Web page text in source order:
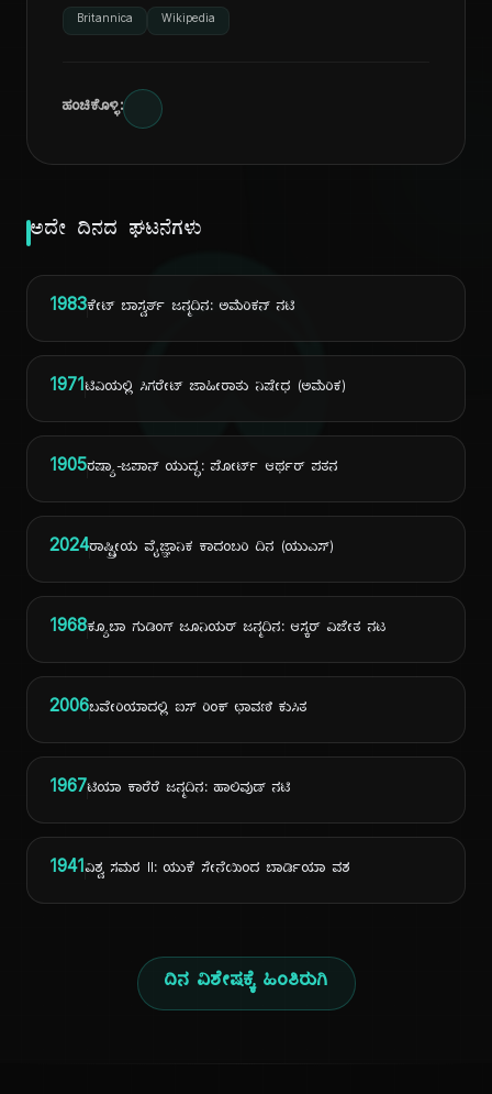
ದಿ
Britannica Wikipedia
ಹಂಚಿಕೊಳ್ಳಿ:
ಅದೇ ದಿನದ ಘಟನೆಗಳು
1983ಕೇಟ್ ಬಾಸ್ವರ್ತ್ ಜನ್ಮದಿನ: ಅಮೆರಿಕನ್ ನಟಿ
1971ಟಿವಿಯಲ್ಲಿ ಸಿಗರೇಟ್ ಜಾಹೀರಾತು ನಿಷೇಧ (ಅಮೆರಿಕ)
1905ರಷ್ಯಾ-ಜಪಾನ್ ಯುದ್ಧ: ಪೋರ್ಟ್ ಆರ್ಥರ್ ಪತನ
2024ರಾಷ್ಟ್ರೀಯ ವೈಜ್ಞಾನಿಕ ಕಾದಂಬರಿ ದಿನ (ಯುಎಸ್)
1968ಕ್ಯೂಬಾ ಗುಡಿಂಗ್ ಜೂನಿಯರ್ ಜನ್ಮದಿನ: ಆಸ್ಕರ್ ವಿಜೇತ ನಟ
2006ಬವೇರಿಯಾದಲ್ಲಿ ಐಸ್ ರಿಂಕ್ ಛಾವಣಿ ಕುಸಿತ
1967ಟಿಯಾ ಕಾರೆರೆ ಜನ್ಮದಿನ: ಹಾಲಿವುಡ್ ನಟಿ
1941ವಿಶ್ವ ಸಮರ II: ಯುಕೆ ಸೇನೆಯಿಂದ ಬಾರ್ಡಿಯಾ ವಶ
ದಿನ ವಿಶೇಷಕ್ಕೆ ಹಿಂತಿರುಗಿ